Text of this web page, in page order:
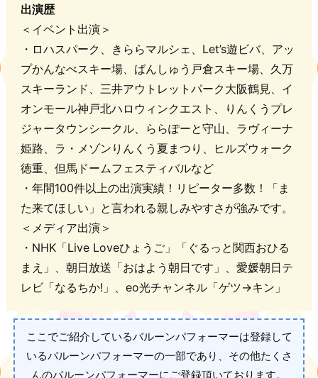
出演歴
＜イベント出演＞
・ロハスパーク、きららマルシェ、Let’s遊ビバ、アッ
プかんなべスキー場、ばんしゅう戸倉スキー場、久万
スキーランド、三井アウトレットパーク大阪鶴見、イ
オンモール神戸北ハロウィンクエスト、りんくうプレ
ジャータウンシークル、ららぽーと守山、ラヴィーナ
姫路、ラ・メゾンりんくう夏まつり、ヒルズウォーク
徳重、但馬ドームフェスティバルなど
・年間100件以上の出演実績！リピーター多数！「ま
た来てほしい」と言われる親しみやすさが強みです。
＜メディア出演＞
・NHK「Live Loveひょうご」「ぐるっと関西おひる
まえ」、朝日放送「おはよう朝日です」、愛媛朝日テ
レビ「なるちか!」、eo光チャンネル「ゲツ→キン」
ここでご紹介しているバルーンパフォーマーは登録して
いるバルーンパフォーマーの一部であり、その他たくさ
んのバルーンパフォーマーにご登録頂いております。